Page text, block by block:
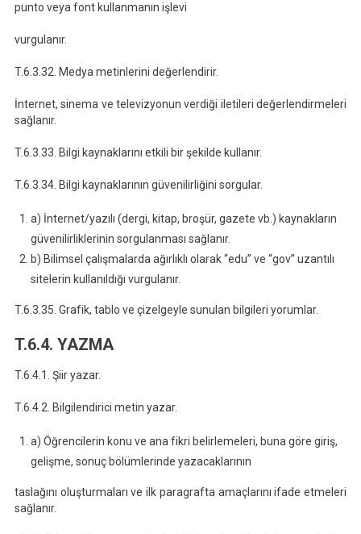
punto veya font kullanmanın işlevi
vurgulanır.
T.6.3.32. Medya metinlerini değerlendirir.
İnternet, sinema ve televizyonun verdiği iletileri değerlendirmeleri
sağlanır.
T.6.3.33. Bilgi kaynaklarını etkili bir şekilde kullanır.
T.6.3.34. Bilgi kaynaklarının güvenilirliğini sorgular.
a) İnternet/yazılı (dergi, kitap, broşür, gazete vb.) kaynakların
güvenilirliklerinin sorgulanması sağlanır.
b) Bilimsel çalışmalarda ağırlıklı olarak “edu” ve “gov” uzantılı
sitelerin kullanıldığı vurgulanır.
T.6.3.35. Grafik, tablo ve çizelgeyle sunulan bilgileri yorumlar.
T.6.4. YAZMA
T.6.4.1. Şiir yazar.
T.6.4.2. Bilgilendirici metin yazar.
a) Öğrencilerin konu ve ana fikri belirlemeleri, buna göre giriş,
gelişme, sonuç bölümlerinde yazacaklarının
taslağını oluşturmaları ve ilk paragrafta amaçlarını ifade etmeleri
sağlanır.